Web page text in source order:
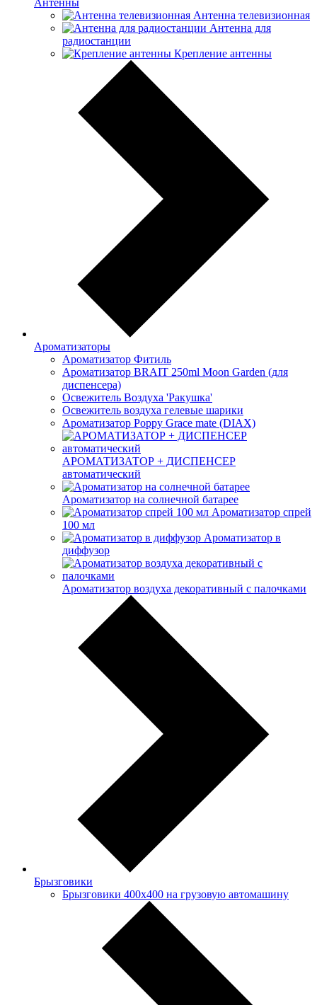
Антенна телевизионная
Антенна для
радиостанции
Крепление антенны
Ароматизаторы
Ароматизатор Фитиль
Ароматизатор BRAIT 250ml Moon Garden (для
диспенсера)
Освежитель Воздуха 'Ракушка'
Освежитель воздуха гелевые шарики
Ароматизатор Poppy Grace mate (DIAX)
АРОМАТИЗАТОР + ДИСПЕНСЕР
автоматический
Ароматизатор на солнечной батарее
Ароматизатор спрей
100 мл
Ароматизатор в
диффузор
Ароматизатор воздуха декоративный с палочками
Брызговики
Брызговики 400х400 на грузовую автомашину